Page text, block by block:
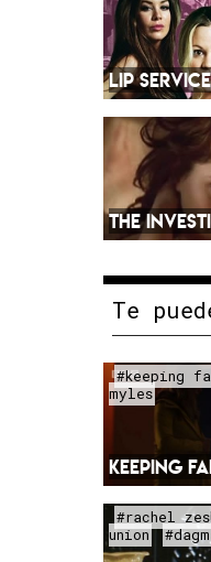
LIP SERVICE
THE
Te
#keeping
myles
KEEPING
#rachel
union